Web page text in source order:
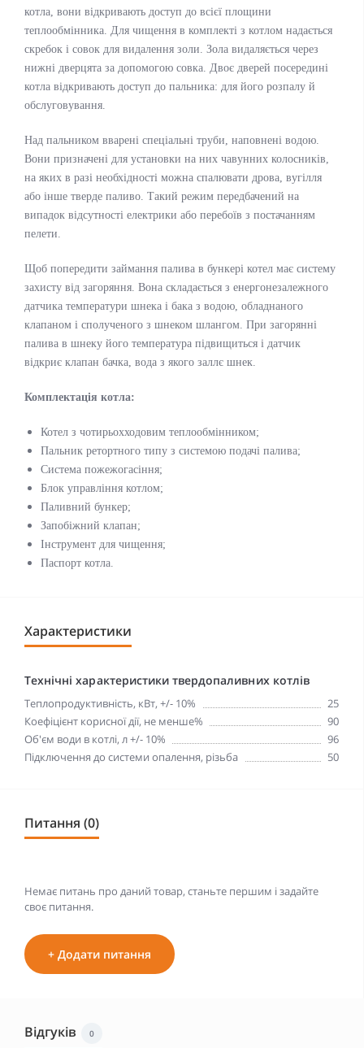
котла, вони відкривають доступ до всієї площини
теплообмінника. Для чищення в комплекті з котлом надається
скребок і совок для видалення золи. Зола видаляється через
нижні дверцята за допомогою совка. Двоє дверей посередині
котла відкривають доступ до пальника: для його розпалу й
обслуговування.
Над пальником вварені спеціальні труби, наповнені водою.
Вони призначені для установки на них чавунних колосників,
на яких в разі необхідності можна спалювати дрова, вугілля
або інше тверде паливо. Такий режим передбачений на
випадок відсутності електрики або перебоїв з постачанням
пелети.
Щоб попередити займання палива в бункері котел має систему
захисту від загоряння. Вона складається з енергонезалежного
датчика температури шнека і бака з водою, обладнаного
клапаном і сполученого з шнеком шлангом. При загорянні
палива в шнеку його температура підвищиться і датчик
відкриє клапан бачка, вода з якого заллє шнек.
Комплектація котла:
Котел з чотирьохходовим теплообмінником;
Пальник ретортного типу з системою подачі палива;
Система пожежогасіння;
Блок управління котлом;
Паливний бункер;
Запобіжний клапан;
Інструмент для чищення;
Паспорт котла.
Характеристики
Технічні характеристики твердопаливних котлів
Теплопродуктивність, кВт, +/- 10%
25
Коефіцієнт корисної дії, не менше%
90
Об'єм води в котлі, л +/- 10%
96
Підключення до системи опалення, різьба
50
Питання (0)
Немає питань про даний товар, станьте першим і задайте
своє питання.
+ Додати питання
Відгуків 0